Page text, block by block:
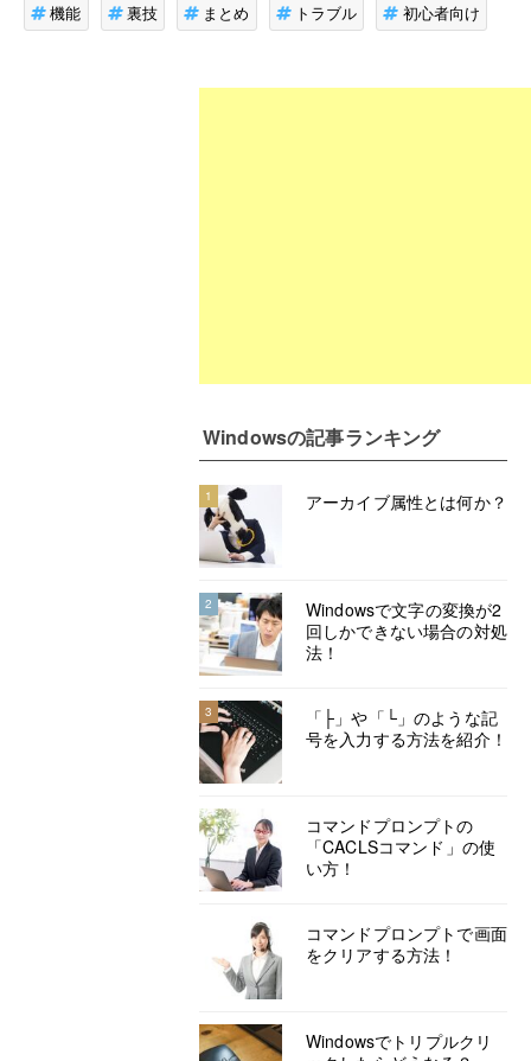
機能 裏技 まとめ トラブル 初心者向け
Windowsの記事ランキング
1 アーカイブ属性とは何か？
2
Windowsで文字の変換が2
回しかできない場合の対処
法！
3
「├」や「└」のような記
号を入力する方法を紹介！
コマンドプロンプトの
「CACLSコマンド」の使
い方！
コマンドプロンプトで画面
をクリアする方法！
Windowsでトリプルクリ